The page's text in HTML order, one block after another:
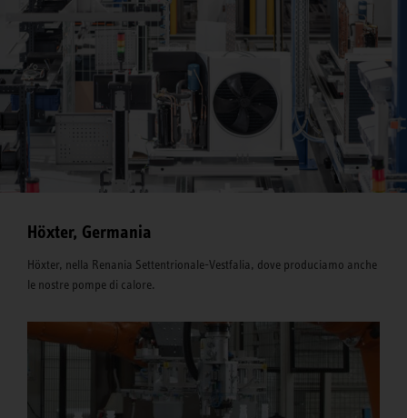
Höxter, Germania
Höxter, nella Renania Settentrionale-Vestfalia, dove produciamo anche
le nostre pompe di calore.